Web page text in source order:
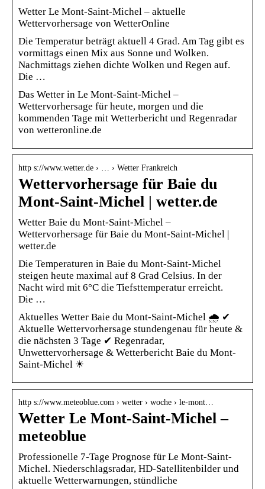
Wetter Le Mont-Saint-Michel – aktuelle
Wettervorhersage von WetterOnline
Die Temperatur beträgt aktuell 4 Grad. Am Tag gibt es
vormittags einen Mix aus Sonne und Wolken.
Nachmittags ziehen dichte Wolken und Regen auf.
Die …
Das Wetter in Le Mont-Saint-Michel –
Wettervorhersage für heute, morgen und die
kommenden Tage mit Wetterbericht und Regenradar
von wetteronline.de
http s://www.wetter.de › … › Wetter Frankreich
Wettervorhersage für Baie du
Mont-Saint-Michel | wetter.de
Wetter Baie du Mont-Saint-Michel –
Wettervorhersage für Baie du Mont-Saint-Michel |
wetter.de
Die Temperaturen in Baie du Mont-Saint-Michel
steigen heute maximal auf 8 Grad Celsius. In der
Nacht wird mit 6°C die Tiefsttemperatur erreicht.
Die …
Aktuelles Wetter Baie du Mont-Saint-Michel 🌧️ ✔
Aktuelle Wettervorhersage stundengenau für heute &
die nächsten 3 Tage ✔ Regenradar,
Unwettervorhersage & Wetterbericht Baie du Mont-
Saint-Michel ☀
http s://www.meteoblue.com › wetter › woche › le-mont…
Wetter Le Mont-Saint-Michel –
meteoblue
Professionelle 7-Tage Prognose für Le Mont-Saint-
Michel. Niederschlagsradar, HD-Satellitenbilder und
aktuelle Wetterwarnungen, stündliche